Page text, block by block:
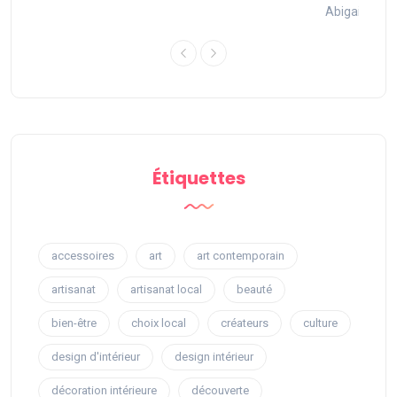
Abigail.G.30
Étiquettes
accessoires art art contemporain
artisanat artisanat local beauté
bien-être choix local créateurs culture
design d'intérieur design intérieur
décoration intérieure découverte